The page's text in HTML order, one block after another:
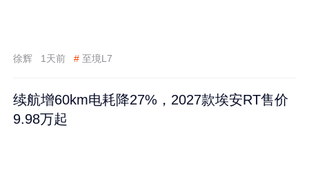
徐辉 1天前 # 至境L7
续航增60km电耗降27%，2027款埃安RT售价
9.98万起